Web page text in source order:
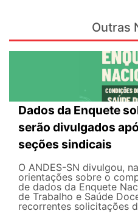
Outras
Dados da Enquete
serão divulgados
seções sindicais
O ANDES-SN divulgou,
orientações sobre o
de dados da Enquete
de Trabalho e Saúde
recorrentes solicitações